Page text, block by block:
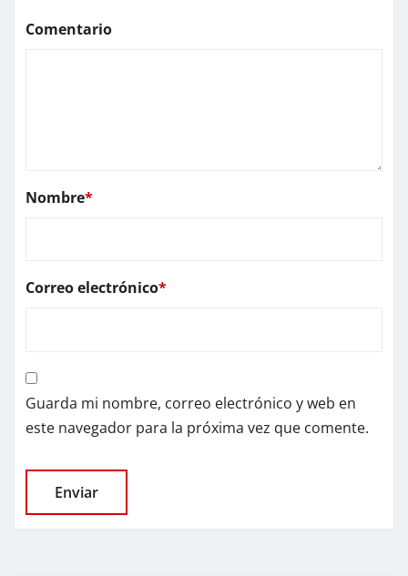
Comentario
Nombre*
Correo electrónico*
Guarda mi nombre, correo electrónico y web en
este navegador para la próxima vez que comente.